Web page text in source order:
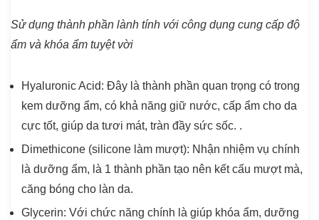
Sử dụng thành phần lành tính với công dụng cung cấp độ
ẩm và khóa ẩm tuyệt vời
Hyaluronic Acid: Đây là thành phần quan trọng có trong
kem dưỡng ẩm, có khả năng giữ nước, cấp ẩm cho da
cực tốt, giúp da tươi mát, tràn đầy sức sốc. .
Dimethicone (silicone làm mượt): Nhận nhiệm vụ chính
là dưỡng ẩm, là 1 thành phần tạo nên kết cấu mượt mà,
căng bóng cho làn da.
Glycerin: Với chức năng chính là giúp khóa ẩm, dưỡng